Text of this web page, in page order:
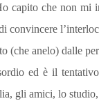
capito che non mi
convincere
(che anelo) dalle
ed è il
gli amici, lo